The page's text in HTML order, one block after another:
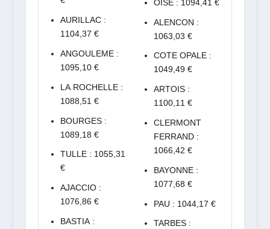
AURILLAC :
1104,37 €
ANGOULEME :
1095,10 €
LA ROCHELLE :
1088,51 €
BOURGES :
1089,18 €
TULLE : 1055,31
€
AJACCIO :
1076,86 €
BASTIA :
OISE : 1094,41 €
ALENCON :
1063,03 €
COTE OPALE :
1049,49 €
ARTOIS :
1100,11 €
CLERMONT
FERRAND :
1066,42 €
BAYONNE :
1077,68 €
PAU : 1044,17 €
TARBES :